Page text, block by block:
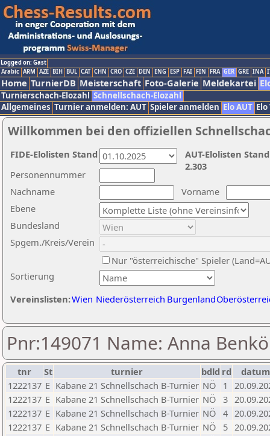
Logged on: Gast
Arabic ARM AZE BIH BUL CAT CHN CRO CZE DEN ENG ESP FAI FIN FRA GER GRE INA
Home TurnierDB Meisterschaft Foto-Galerie Meldekartei
Turnierschach-Elozahl Schnellschach-Elozahl
Allgemeines Turnier anmelden: AUT Spieler anmelden Elo AUT
Willkommen bei den offiziellen
Nachname
Vorname
Ebene
Sortierung
Personennummer
Bundesland
Spgem./Kreis/Verein
Nur "österreichische" Spieler
Vereinslisten:Wien Niederösterreich Burgenland
AUT-Elolisten
2.303
FIDE-Elolisten Stand
Pnr:149071 Name: Anna Benkö
tnr St turnier bdld rd
datum
1222137 E Kabane 21 Schnellschach B-Turnier NÖ 1
1222137 E Kabane 21 Schnellschach B-Turnier NÖ 3
1222137 E Kabane 21 Schnellschach B-Turnier NÖ 4
1222137 E Kabane 21 Schnellschach B-Turnier NÖ 5